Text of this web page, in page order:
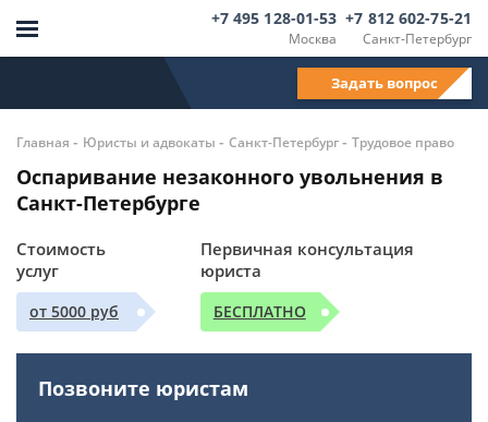
Москва
+7 495 128-01-53
Санкт-Петербург
+7 812 602-75-21
Задать вопрос
Главная - Юристы и адвокаты - Санкт-Петербург- Трудовое право
Оспаривание незаконного увольнения в
Санкт-Петербурге
Стоимость
услуг
от 5000 руб
Первичная консультация
юриста
БЕСПЛАТНО
Позвоните юристам